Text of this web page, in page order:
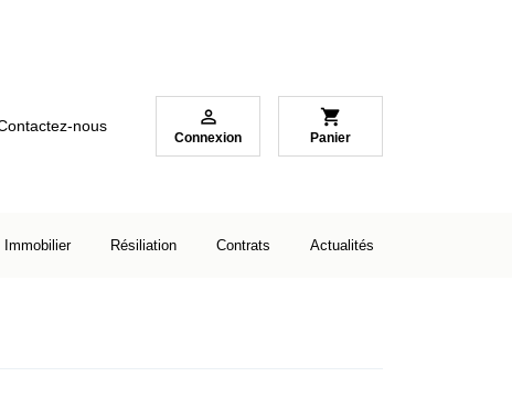
nous 
Connexion
shopping_cart
Panier
Immobilier Résiliation Contrats Actualités